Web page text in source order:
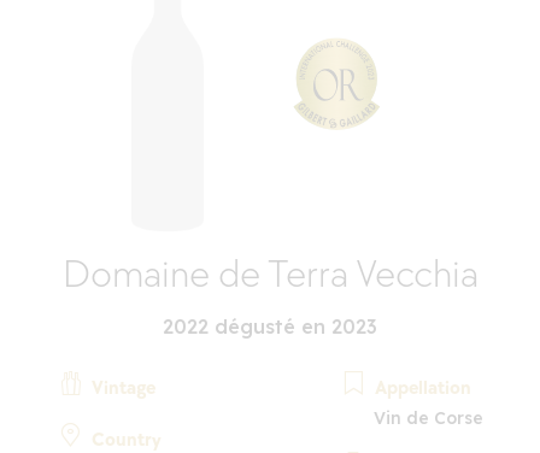
Domaine de Terra Vecchia
2022 dégusté en 2023
Vintage
Country
Appellation
Vin de Corse